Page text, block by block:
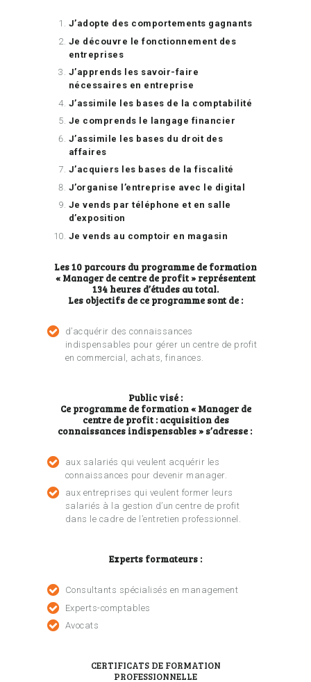
J’adopte des comportements gagnants
Je découvre le fonctionnement des
entreprises
J’apprends les savoir-faire
nécessaires en entreprise
J’assimile les bases de la comptabilité
Je comprends le langage financier
J’assimile les bases du droit des
affaires
J’acquiers les bases de la fiscalité
J’organise l’entreprise avec le digital
Je vends par téléphone et en salle
d’exposition
Je vends au comptoir en magasin
Les 10 parcours du programme de formation
« Manager de centre de profit » représentent
134 heures d’études au total.
Les objectifs de ce programme sont de :
d’acquérir des connaissances
indispensables pour gérer un centre de profit
en commercial, achats, finances.
Public visé :
Ce programme de formation « Manager de
centre de profit : acquisition des
connaissances indispensables » s’adresse :
aux salariés qui veulent acquérir les
connaissances pour devenir manager.
aux entreprises qui veulent former leurs
salariés à la gestion d’un centre de profit
dans le cadre de l’entretien professionnel.
Experts formateurs :
Consultants spécialisés en management
Experts-comptables
Avocats
CERTIFICATS DE FORMATION
PROFESSIONNELLE